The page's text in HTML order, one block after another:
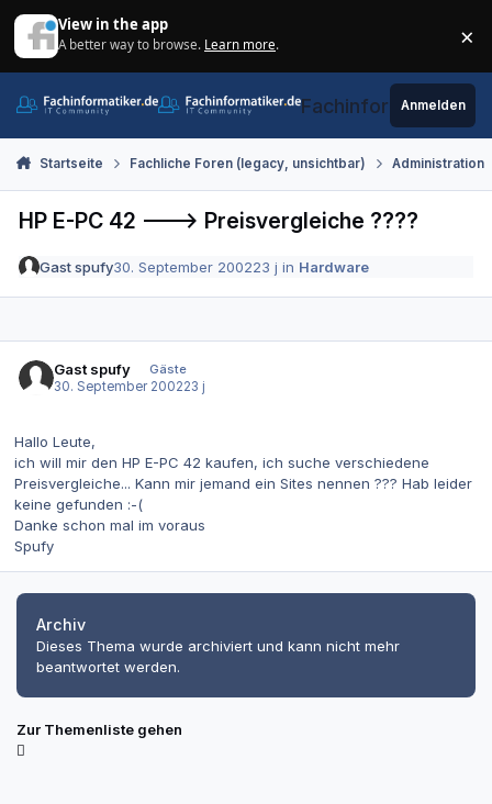
View in the app
A better way to browse. Learn more. ×
Fachinformatiker.de
Anmelden
Startseite Fachliche Foren (legacy, unsichtbar) Administration
HP E-PC 42 ---> Preisvergleiche ????
Gast spufy30. September 200223 j in Hardware
Gast spufy
Gäste
30. September 200223 j
Hallo Leute,
ich will mir den HP E-PC 42 kaufen, ich suche verschiedene
Preisvergleiche... Kann mir jemand ein Sites nennen ??? Hab leider
keine gefunden :-(
Danke schon mal im voraus
Spufy
Archiv
Dieses Thema wurde archiviert und kann nicht mehr
beantwortet werden.
Zur Themenliste gehen